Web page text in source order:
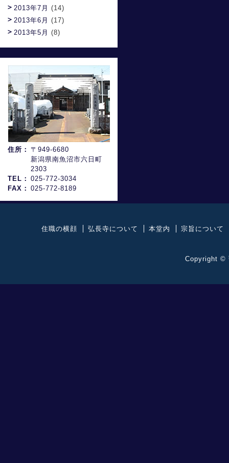
2013年7月 (14)
2013年6月 (17)
2013年5月 (8)
住所：
〒949-6680
新潟県南魚沼市六日町
2303
TEL：
025-772-3034
FAX：
025-772-8189
住職の横顔 弘長寺について 本堂内 宗旨について
Copyright ©